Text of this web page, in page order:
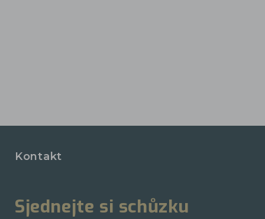
Kontakt
Sjednejte si schůzku